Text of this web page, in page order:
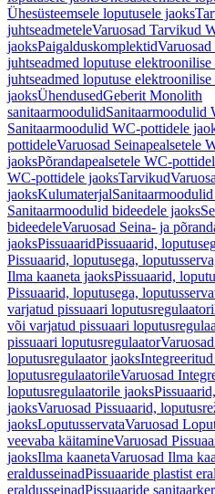
Ühesüsteemsele loputusele jaoks
juhtseadmeteleVaruosad Tarvikud
jaoksPaigalduskomplektid
juhtseadmed loputuse elektroonilise
juhtseadmed loputuse elektroonilise
jaoksÜhendusedGeberit Monolith
sanitaarmoodulidSanitaarmoodulid
Sanitaarmoodulid WC-pottidele
pottideleVaruosad Seinapealsetele
jaoksPõrandapealsetele WC-
WC-pottidele jaoksTarvikud
jaoksKulumaterjal
Sanitaarmoodulid bideedele jaoks
bideedeleVaruosad Seina- ja
jaoksPissuaaridPissuaarid,
Pissuaarid, loputusega,
Ilma kaaneta jaoksPissuaarid,
Pissuaarid, loputusega,
varjatud pissuaari
või varjatud pissuaari
pissuaari loputusregulaator
loputusregulaator jaoks
loputusregulaatorileVaruosad
loputusregulaatorile jaoks
jaoksVaruosad Pissuaarid,
jaoksLoputusservataVaruosad
veevaba käitamineVaruosad
jaoksIlma kaanetaVaruosad Ilma
eraldusseinadPissuaaride plastist
eraldusseinadPissuaaride